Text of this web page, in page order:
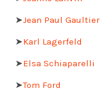
➤Jean Paul Gaultier
➤Karl Lagerfeld
➤Elsa Schiaparelli
➤Tom Ford